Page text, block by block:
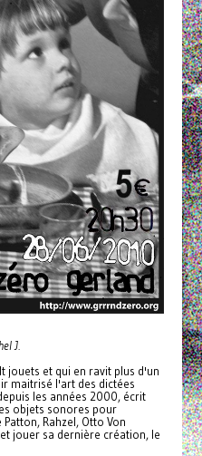
J.
jouets et qui en ravit plus d'un
maitrisé l'art des dictées
les années 2000, écrit
objets sonores pour
Rahzel, Otto Von
jouer sa dernière création, le